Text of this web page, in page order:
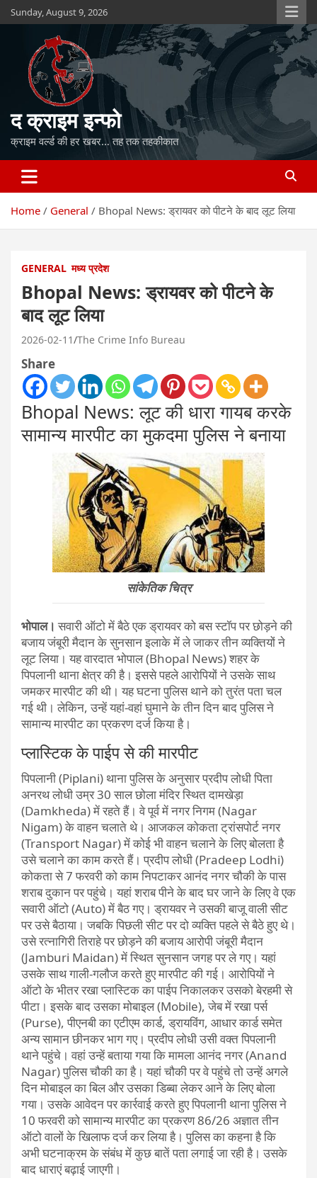
Skip
to
Sunday, August 9, 2026
द क्राइम इन्फो
क्राइम वर्ल्ड की हर खबर… तह तक तहकीकात
Home General Bhopal News: ड्रायवर को पीटने के बाद लूट लिया
GENERAL मध्य प्रदेश
Bhopal News: ड्रायवर को पीटने के
बाद लूट लिया
2026-02-11 The Crime Info Bureau
Share
Bhopal News: लूट की धारा गायब करके
सामान्य मारपीट का मुकदमा पुलिस ने बनाया
सांकेतिक चित्र
भोपाल। सवारी ऑटो में बैठे एक ड्रायवर को बस स्टॉप पर छोड़ने की
बजाय जंबूरी मैदान के सुनसान इलाके में ले जाकर तीन व्यक्तियों ने
लूट लिया। यह वारदात भोपाल (Bhopal News) शहर के
पिपलानी थाना क्षेत्र की है। इससे पहले आरोपियों ने उसके साथ
जमकर मारपीट की थी। यह घटना पुलिस थाने को तुरंत पता चल
गई थी। लेकिन, उन्हें यहां-वहां घुमाने के तीन दिन बाद पुलिस ने
सामान्य मारपीट का प्रकरण दर्ज किया है।
प्लास्टिक के पाईप से की मारपीट
पिपलानी (Piplani) थाना पुलिस के अनुसार प्रदीप लोधी पिता
अनरथ लोधी उम्र 30 साल छोला मंदिर स्थित दामखेड़ा
(Damkheda) में रहते हैं। वे पूर्व में नगर निगम (Nagar
Nigam) के वाहन चलाते थे। आजकल कोकता ट्रांसपोर्ट नगर
(Transport Nagar) में कोई भी वाहन चलाने के लिए बोलता है
उसे चलाने का काम करते हैं। प्रदीप लोधी (Pradeep Lodhi)
कोकता से 7 फरवरी को काम निपटाकर आनंद नगर चौकी के पास
शराब दुकान पर पहुंचे। यहां शराब पीने के बाद घर जाने के लिए वे एक
सवारी ऑटो (Auto) में बैठ गए। ड्रायवर ने उसकी बाजू वाली सीट
पर उसे बैठाया। जबकि पिछली सीट पर दो व्यक्ति पहले से बैठे हुए थे।
उसे रत्नागिरी तिराहे पर छोड़ने की बजाय आरोपी जंबूरी मैदान
(Jamburi Maidan) में स्थित सुनसान जगह पर ले गए। यहां
उसके साथ गाली-गलौज करते हुए मारपीट की गई। आरोपियों ने
ऑटो के भीतर रखा प्लास्टिक का पाईप निकालकर उसको बेरहमी से
पीटा। इसके बाद उसका मोबाइल (Mobile), जेब में रखा पर्स
(Purse), पीएनबी का एटीएम कार्ड, ड्रायविंग, आधार कार्ड समेत
अन्य सामान छीनकर भाग गए। प्रदीप लोधी उसी वक्त पिपलानी
थाने पहुंचे। वहां उन्हें बताया गया कि मामला आनंद नगर (Anand
Nagar) पुलिस चौकी का है। यहां चौकी पर वे पहुंचे तो उन्हें अगले
दिन मोबाइल का बिल और उसका डिब्बा लेकर आने के लिए बोला
गया। उसके आवेदन पर कार्रवाई करते हुए पिपलानी थाना पुलिस ने
10 फरवरी को सामान्य मारपीट का प्रकरण 86/26 अज्ञात तीन
ऑटो वालों के खिलाफ दर्ज कर लिया है। पुलिस का कहना है कि
अभी घटनाक्रम के संबंध में कुछ बातें पता लगाई जा रही है। उसके
बाद धाराएं बढ़ाई जाएगी।